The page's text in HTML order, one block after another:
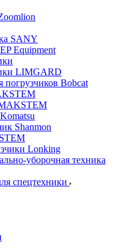
SANY
Equipment
LIMGARD
погрузчиков Bobcat
Shanmon
Lonking
уборочная техника
спецтехники